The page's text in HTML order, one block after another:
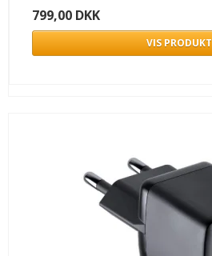
799,00 DKK
VIS PRODUKT